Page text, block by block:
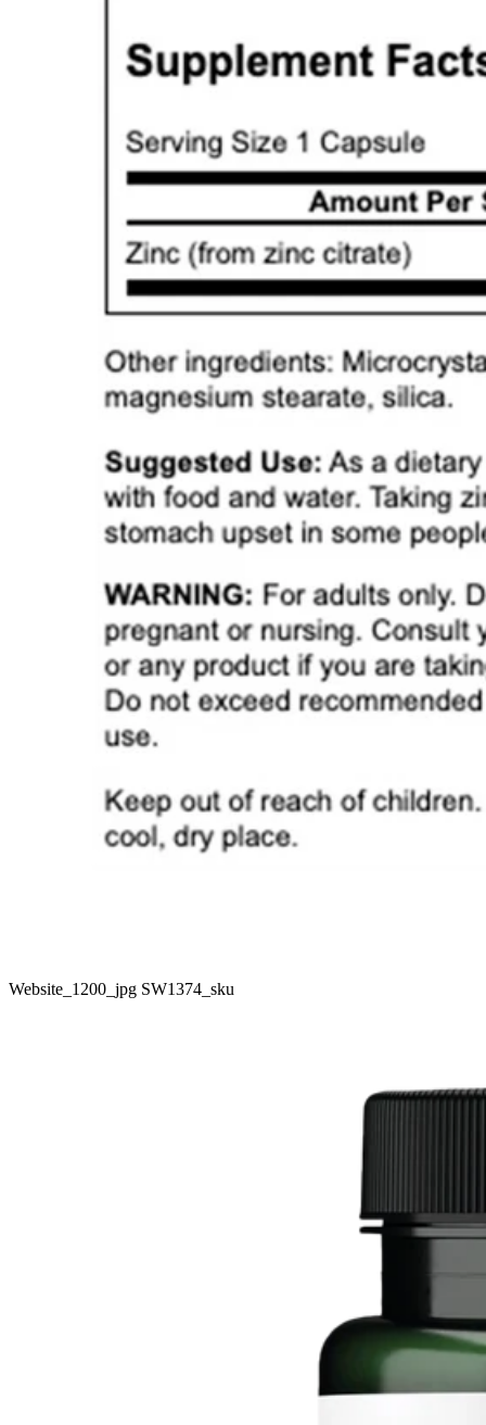
Website_1200_jpg SW1374_sku